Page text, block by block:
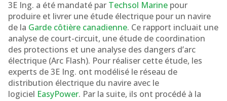
3E Ing. a été mandaté par Techsol Marine pour
produire et livrer une étude électrique pour un navire
de la Garde côtière canadienne. Ce rapport incluait une
analyse de court-circuit, une étude de coordination
des protections et une analyse des dangers d’arc
électrique (Arc Flash). Pour réaliser cette étude, les
experts de 3E Ing. ont modélisé le réseau de
distribution électrique du navire avec le
logiciel EasyPower. Par la suite, ils ont procédé à la